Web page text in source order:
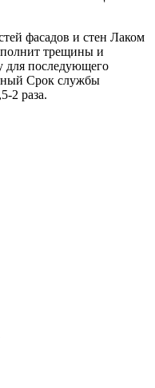
фасадов и стен Лаком
трещины и
для последующего
Срок службы
2 раза.